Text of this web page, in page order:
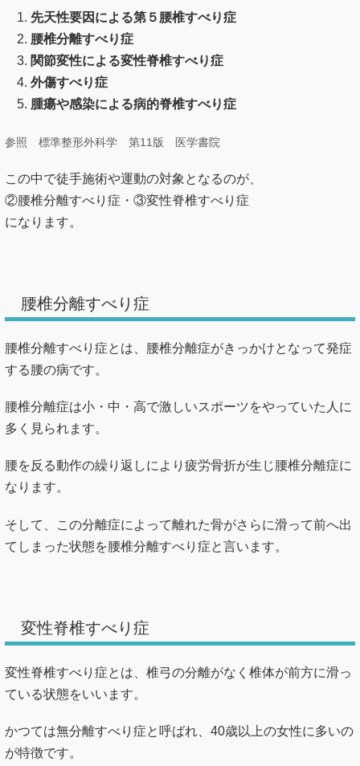
先天性要因による第５腰椎すべり症
腰椎分離すべり症
関節変性による変性脊椎すべり症
外傷すべり症
腫瘍や感染による病的脊椎すべり症
参照 標準整形外科学 第11版 医学書院
この中で徒手施術や運動の対象となるのが、
②腰椎分離すべり症・③変性脊椎すべり症
になります。
腰椎分離すべり症
腰椎分離すべり症とは、腰椎分離症がきっかけとなって発症
する腰の病です。
腰椎分離症は小・中・高で激しいスポーツをやっていた人に
多く見られます。
腰を反る動作の繰り返しにより疲労骨折が生じ腰椎分離症に
なります。
そして、この分離症によって離れた骨がさらに滑って前へ出
てしまった状態を腰椎分離すべり症と言います。
変性脊椎すべり症
変性脊椎すべり症とは、椎弓の分離がなく椎体が前方に滑っ
ている状態をいいます。
かつては無分離すべり症と呼ばれ、40歳以上の女性に多いの
が特徴です。